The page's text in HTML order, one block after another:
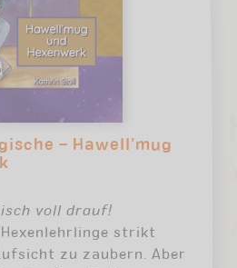
– Hawell’mug
voll drauf!
strikt
zu zaubern. Aber